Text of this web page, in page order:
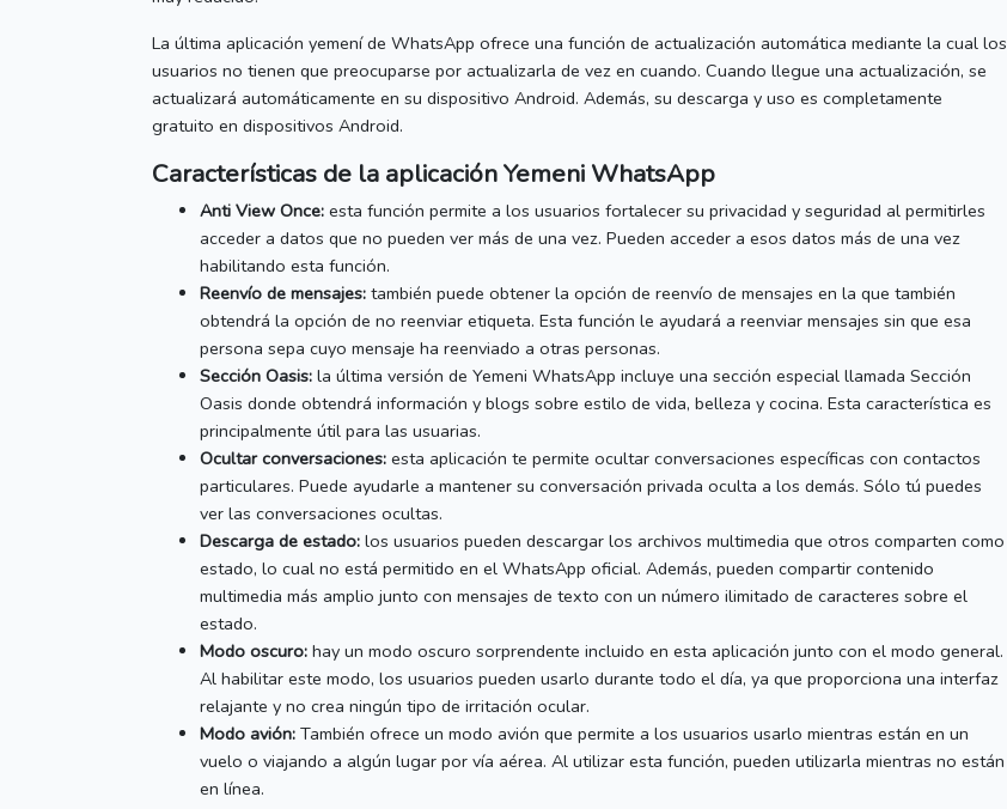
La última aplicación yemení de WhatsApp ofrece una función de actualización automática mediante la cual los
usuarios no tienen que preocuparse por actualizarla de vez en cuando. Cuando llegue una actualización, se
actualizará automáticamente en su dispositivo Android. Además, su descarga y uso es completamente
gratuito en dispositivos Android.
Características de la aplicaciónYemeni WhatsApp
Anti View Once: esta función permite a los usuarios fortalecer su privacidad y seguridad al permitirles
acceder a datos que no pueden ver más de una vez. Pueden acceder a esos datos más de una vez
habilitando esta función.
Reenvío de mensajes: también puede obtener la opción de reenvío de mensajes en la que también
obtendrá la opción de no reenviar etiqueta. Esta función le ayudará a reenviar mensajes sin que esa
persona sepa cuyo mensaje ha reenviado a otras personas.
Sección Oasis: la última versión de Yemeni WhatsApp incluye una sección especial llamada Sección
Oasis donde obtendrá información y blogs sobre estilo de vida, belleza y cocina. Esta característica es
principalmente útil para las usuarias.
Ocultar conversaciones: esta aplicación te permite ocultar conversaciones específicas con contactos
particulares. Puede ayudarle a mantener su conversación privada oculta a los demás. Sólo tú puedes
ver las conversaciones ocultas.
Descarga de estado: los usuarios pueden descargar los archivos multimedia que otros comparten como
estado, lo cual no está permitido en el WhatsApp oficial. Además, pueden compartir contenido
multimedia más amplio junto con mensajes de texto con un número ilimitado de caracteres sobre el
estado.
Modo oscuro: hay un modo oscuro sorprendente incluido en esta aplicación junto con el modo general.
Al habilitar este modo, los usuarios pueden usarlo durante todo el día, ya que proporciona una interfaz
relajante y no crea ningún tipo de irritación ocular.
Modo avión: También ofrece un modo avión que permite a los usuarios usarlo mientras están en un
vuelo o viajando a algún lugar por vía aérea. Al utilizar esta función, pueden utilizarla mientras no están
en línea.